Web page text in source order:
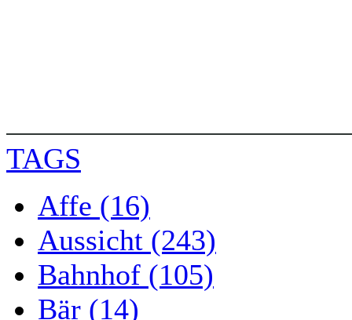
TAGS
Affe (16)
Aussicht (243)
Bahnhof (105)
Bär (14)